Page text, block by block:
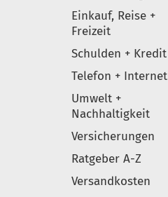
Einkauf, Reise +
Freizeit
Schulden + Kredit
Telefon + Internet
Umwelt +
Nachhaltigkeit
Versicherungen
Ratgeber A-Z
Versandkosten